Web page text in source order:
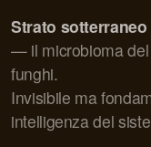
Strato sotterraneo
— il microbioma del
funghi.
Invisibile ma
intelligenza del